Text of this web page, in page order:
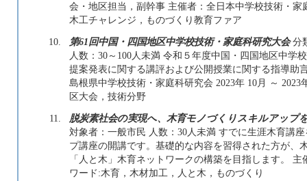
会・地区担当，副幹事 主催者：全日本中学校技術・家
木工チャレンジ，ものづくり教育ファア
10.
第61回中国・四国地区中学校技術・家庭科研究大会分
人数：30～100人未満 令和５年度中国・四国地区中学
提案発表に関する講評および公開授業に関する指導助
島根県中学校技術・家庭科研究会 2023年 10月 ～
区大会，技術分野
11.
脱炭素社会の実現へ、木育モノづくりスキルアップ
対象者：一般市民 人数：30人未満 すでに生涯木育講
プ講座の開講です。基礎的な内容を習得された方が、
「人と木」木育ネットワークの構築を目指します。
ワード:木育，木材加工，人と木，ものづくり